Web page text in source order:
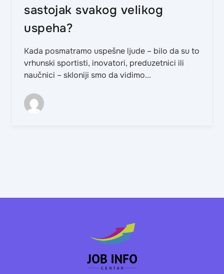
sastojak svakog velikog
uspeha?
Kada posmatramo uspešne ljude – bilo da su to
vrhunski sportisti, inovatori, preduzetnici ili
naučnici – skloniji smo da vidimo...